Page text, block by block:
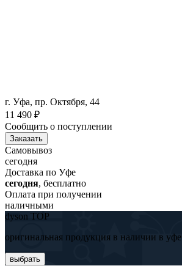
г. Уфа, пр. Октября, 44
11 490 ₽
Сообщить о поступлении
Заказать
Самовывоз
сегодня
Доставка по Уфе
сегодня, бесплатно
Оплата при получении
наличными
dyson TOP
оригинальная продукция в наличии в уфе
выбрать